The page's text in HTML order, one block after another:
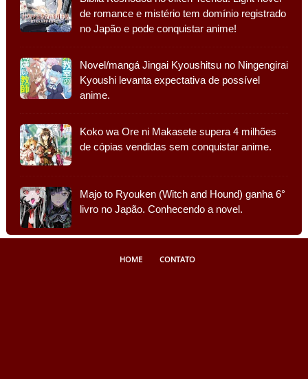
de romance e mistério tem domínio registrado
no Japão e pode conquistar anime!
Novel/mangá Jingai Kyoushitsu no Ningengirai
Kyoushi levanta expectativa de possível
anime.
Koko wa Ore ni Makasete supera 4 milhões
de cópias vendidas sem conquistar anime.
Majo to Ryouken (Witch and Hound) ganha 6°
livro no Japão. Conhecendo a novel.
HOME CONTATO